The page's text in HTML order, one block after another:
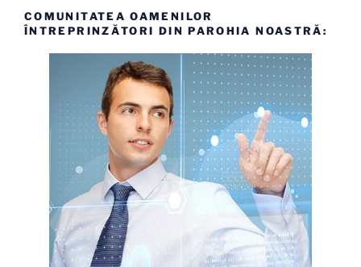
COMUNITATEA OAMENILOR
ÎNTREPRINZĂTORI DIN PAROHIA NOASTRĂ: